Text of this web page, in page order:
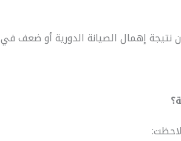
نتيجة إهمال الصيانة الدورية أو ضعف في